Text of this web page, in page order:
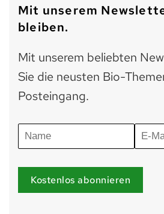
Mit unserem
bleiben.
Mit unserem beliebten
Sie die neusten Bio-
Posteingang.
Kostenlos abonnieren